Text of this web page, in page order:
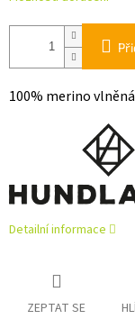
100% merino
Detailní informace
ZEPTAT SE